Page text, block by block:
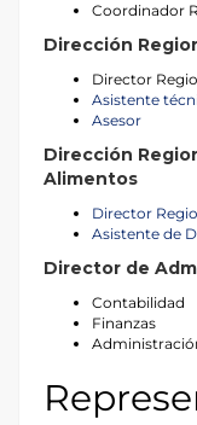
Coordinador
Dirección
Director
Asistente
Asesor
Dirección
Alimentos
Director
Asistente de
Director de
Contabilidad
Finanzas